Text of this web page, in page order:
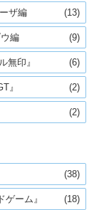
ザ編 (13)
編 (9)
無印』 (6)
』 (2)
(2)
(38)
ゲーム』 (18)